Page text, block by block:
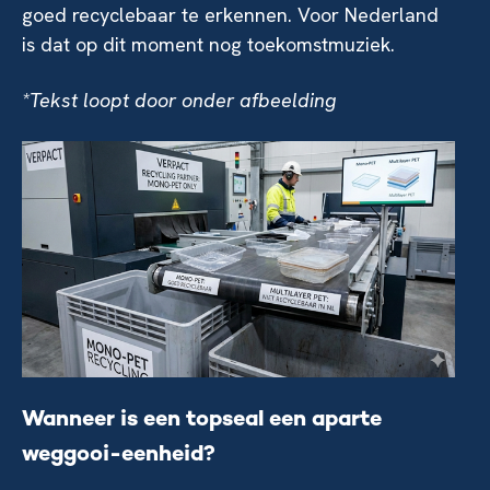
goed recyclebaar te erkennen. Voor Nederland
is dat op dit moment nog toekomstmuziek.
*Tekst loopt door onder afbeelding
Wanneer is een topseal een aparte
weggooi-eenheid?